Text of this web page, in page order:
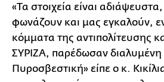
«Τα στοιχεία είναι
φωνάζουν και μας εγκαλούν,
κόμματα της αντιπολίτευσης
ΣΥΡΙΖΑ, παρέδωσαν διαλυμένη
Πυροσβεστική» είπε ο κ.